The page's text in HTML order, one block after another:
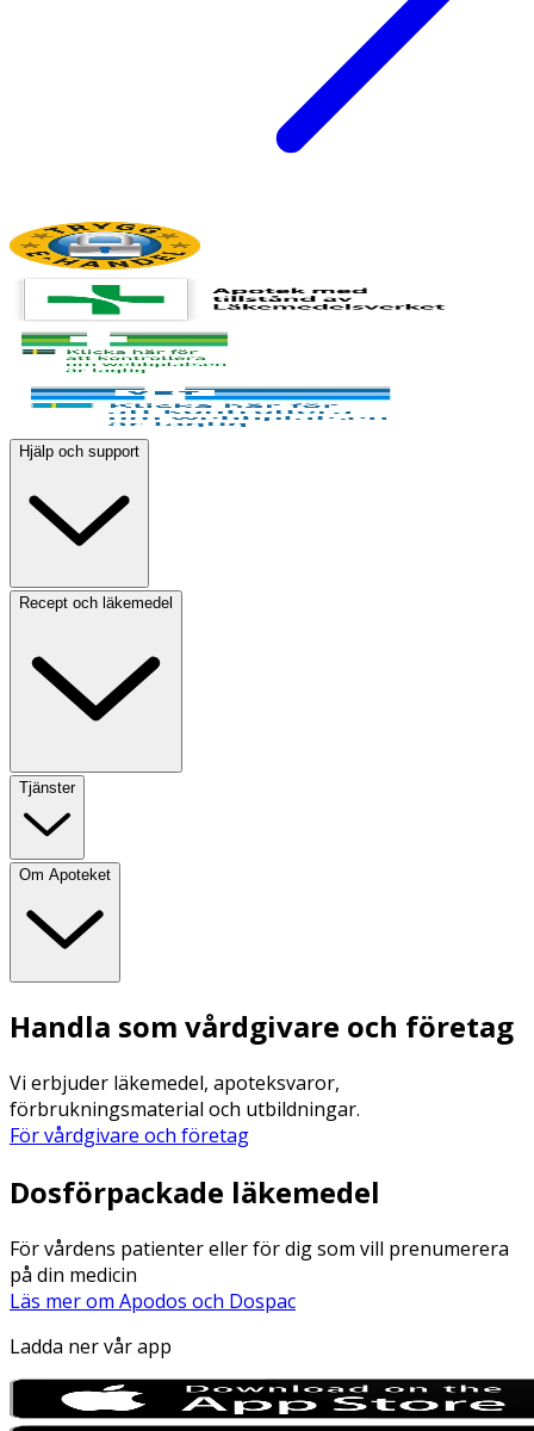
Hjälp och support
Recept och läkemedel
Tjänster
Om Apoteket
Handla som vårdgivare och företag
Vi erbjuder läkemedel, apoteksvaror,
förbrukningsmaterial och utbildningar.
För vårdgivare och företag
Dosförpackade läkemedel
För vårdens patienter eller för dig som vill prenumerera
på din medicin
Läs mer om Apodos och Dospac
Ladda ner vår app